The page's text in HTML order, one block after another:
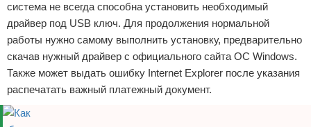
Компьютеры
Личность
Для правообладателей
Условия предоставления информации
Отказ от ответственности
система не всегда способна установить необходимый
драйвер под USB ключ. Для продолжения нормальной
работы нужно самому выполнить установку, предварительно
скачав нужный драйвер с официального сайта ОС Windows.
Также может выдать ошибку Internet Explorer после указания
распечатать важный платежный документ.